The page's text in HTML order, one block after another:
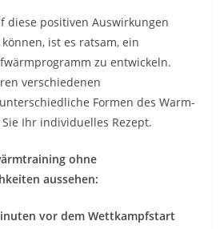
diese positiven Auswirkungen
ist es ratsam, ein
zu entwickeln.
verschiedenen
Formen des Warm-
Ihr individuelles Rezept.
ohne
aussehen:
vor dem Wettkampfstart